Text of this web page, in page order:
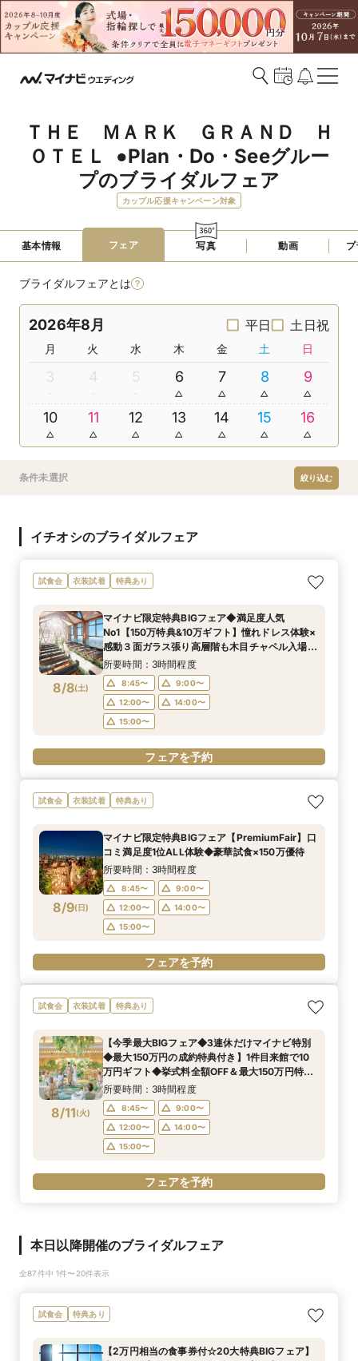
ＴＨＥ　ＭＡＲＫ　ＧＲＡＮＤ　Ｈ
ＯＴＥＬ  ●Plan・Do・Seeグルー
プのブライダルフェア
カップル応援キャンペーン対象
基本情報 フェア 写真 動画
ブライダルフェアとは
2026年8月 平日 土日祝
月 火 水 木 金 土 日
3 4 5 6 7 8 9
10 11 12 13 14 15 16
条件未選択 絞り込む
イチオシのブライダルフェア
試食会 衣装試着 特典あり
8/8(土)
マイナビ限定特典BIGフェア◆満足度人気
No1【150万特典&10万ギフト】憧れドレス体験×
感動３面ガラス張り高層階も木目チャペル入場
×4万円相当無料コース試食付
所要時間：3時間程度
8:45〜
9:00〜
12:00〜
14:00〜
15:00〜
フェアを予約
試食会 衣装試着 特典あり
8/9(日)
マイナビ限定特典BIGフェア【PremiumFair】口
コミ満足度1位ALL体験◆豪華試食×150万優待
所要時間：3時間程度
8:45〜
9:00〜
12:00〜
14:00〜
15:00〜
フェアを予約
試食会 衣装試着 特典あり
8/11(火)
【今季最大BIGフェア◆3連休だけマイナビ特別
◆最大150万円の成約特典付き】1件目来館で10
万円ギフト◆挙式料全額OFF＆最大150万円特典
◆最上階木目チャペル＆ドレス見学×オマール海
老豪華4万試食
所要時間：3時間程度
8:45〜
9:00〜
12:00〜
14:00〜
15:00〜
フェアを予約
本日以降開催のブライダルフェア
全87件中 1件〜20件表示
試食会 特典あり
【2万円相当の食事券付☆20大特典BIGフェア】